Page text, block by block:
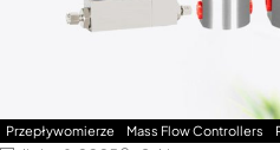
Przepływomierze Mass Flow Controllers